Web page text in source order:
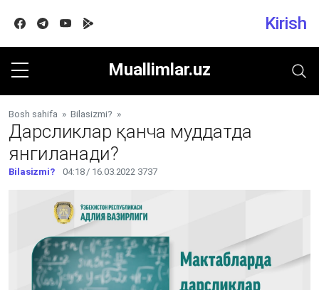
FacebookTelegram
Youtube Kirish
Muallimlar.uz
Bosh sahifa » Bilasizmi? »
Дарсликлар қанча муддатда
янгиланади?
Bilasizmi? 04:18 / 16.03.2022 3737